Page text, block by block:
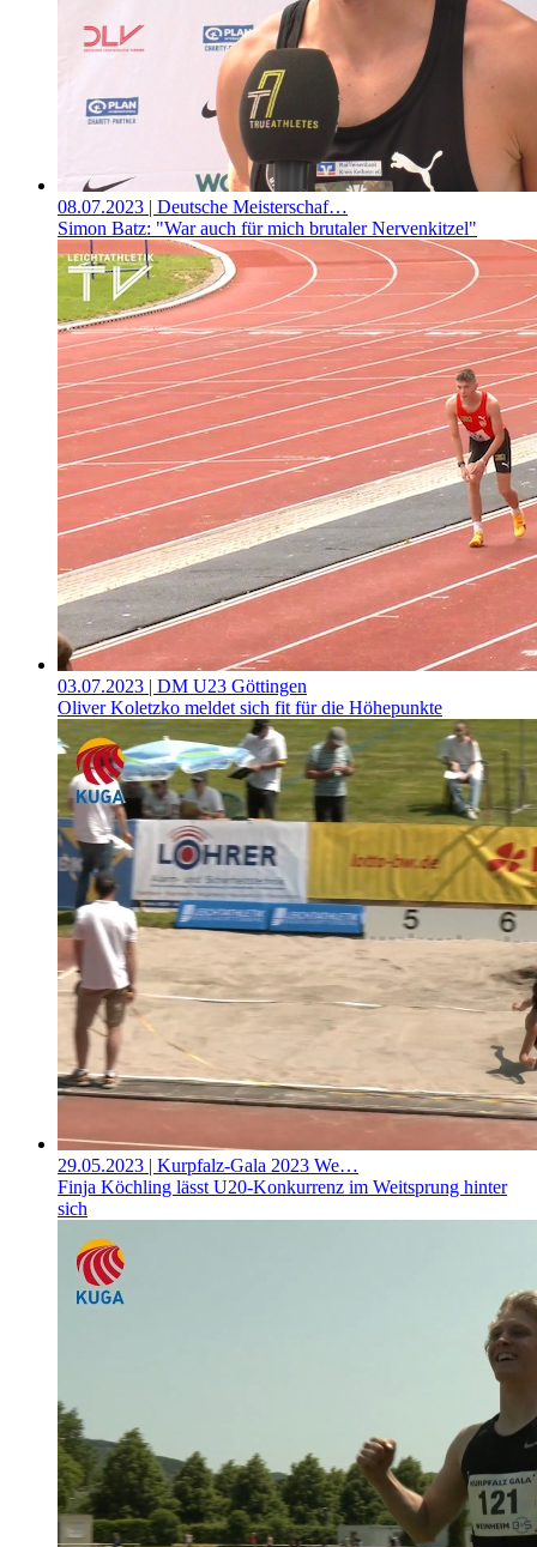
08.07.2023 | Deutsche Meisterschaf…
Simon Batz: "War auch für mich brutaler Nervenkitzel"
03.07.2023 | DM U23 Göttingen
Oliver Koletzko meldet sich fit für die Höhepunkte
29.05.2023 | Kurpfalz-Gala 2023 We…
Finja Köchling lässt U20-Konkurrenz im Weitsprung hinter
sich